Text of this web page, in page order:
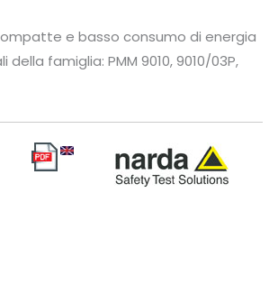
e basso consumo di energia
famiglia: PMM 9010, 9010/03P,